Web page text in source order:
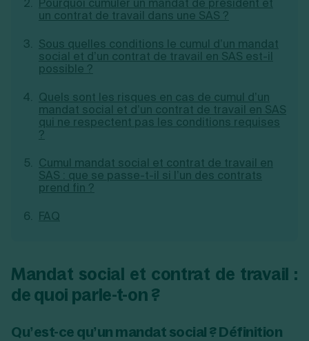
Toutes les modifications
Je suis autonome
Je souhaite être accompagné
comptable LS Compta
Création d'EURL
Création de SARL
Création de SAS
Création de SCI
Aides à la création d’entreprise
Ouverture compte pro
Fermeture d’une entreprise
Création d'entreprise
Pourquoi cumuler un mandat de président et
un contrat de travail dans une SAS ?
Sous quelles conditions le cumul d’un mandat
social et d’un contrat de travail en SAS est-il
possible ?
Quels sont les risques en cas de cumul d’un
mandat social et d’un contrat de travail en SAS
qui ne respectent pas les conditions requises
?
Cumul mandat social et contrat de travail en
SAS : que se passe-t-il si l’un des contrats
prend fin ?
FAQ
Mandat social et contrat de travail :
de quoi parle-t-on ?
Qu’est-ce qu’un mandat social ? Définition